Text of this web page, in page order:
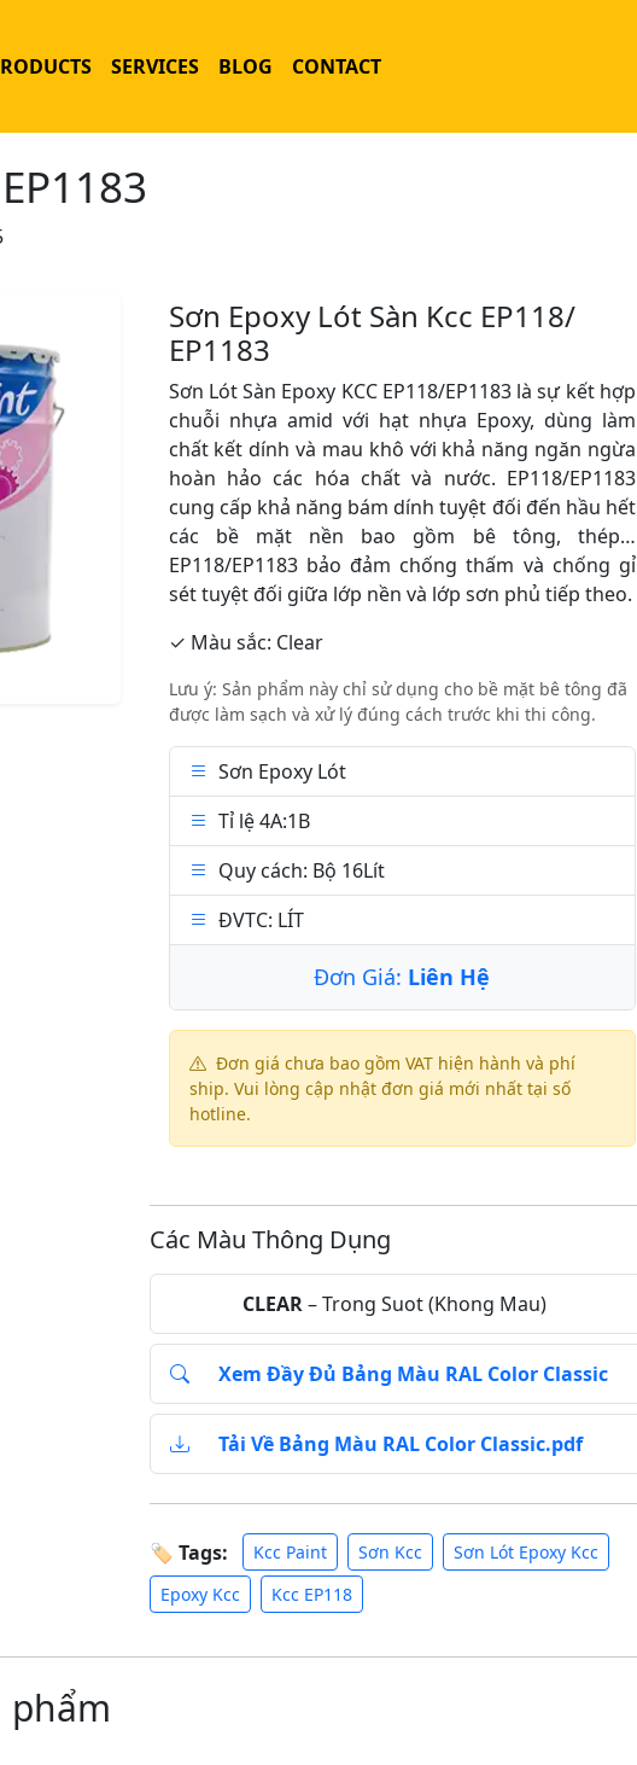
SERVICES BLOG CONTACT
Sơn Epoxy Lót Sàn Kcc EP118/
EP1183
Sơn Lót Sàn Epoxy KCC EP118/EP1183 là sự kết hợp
chuỗi nhựa amid với hạt nhựa Epoxy, dùng làm
chất kết dính và mau khô với khả năng ngăn ngừa
hoàn hảo các hóa chất và nước. EP118/EP1183
cung cấp khả năng bám dính tuyệt đối đến hầu hết
các bề mặt nền bao gồm bê tông, thép…
EP118/EP1183 bảo đảm chống thấm và chống gỉ
sét tuyệt đối giữa lớp nền và lớp sơn phủ tiếp theo.
✓ Màu sắc: Clear
Lưu ý: Sản phẩm này chỉ sử dụng cho bề mặt bê tông đã
được làm sạch và xử lý đúng cách trước khi thi công.
Sơn Epoxy Lót
Tỉ lệ 4A:1B
Quy cách: Bộ 16Lít
ĐVTC: LÍT
Đơn Giá: Liên Hệ
Đơn giá chưa bao gồm VAT hiện hành và phí
ship. Vui lòng cập nhật đơn giá mới nhất tại số
hotline.
Các Màu Thông Dụng
CLEAR– Trong Suot (Khong Mau)
Xem Đầy Đủ Bảng Màu RAL Color Classic
Tải Về Bảng Màu RAL Color Classic.pdf
🏷 Tags: Kcc Paint Sơn Kcc
Sơn Lót Epoxy Kcc
Epoxy Kcc
Kcc EP118
phẩm